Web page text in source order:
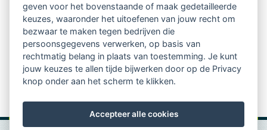
Beroepsregistratie (LVSC keurmerk)
Lid worden van LVSC
geven voor het bovenstaande of maak gedetailleerde
keuzes, waaronder het uitoefenen van jouw recht om
bezwaar te maken tegen bedrijven die
persoonsgegevens verwerken, op basis van
rechtmatig belang in plaats van toestemming. Je kunt
jouw keuzes te allen tijde bijwerken door op de Privacy
knop onder aan het scherm te klikken.
Accepteer alle cookies